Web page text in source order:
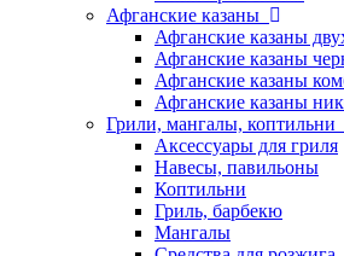
Афганские казаны
Афганские казаны
Афганские казаны
Афганские казаны
Афганские казаны
Грили, мангалы, коптильни
Аксессуары для гриля
Навесы, павильоны
Коптильни
Гриль, барбекю
Мангалы